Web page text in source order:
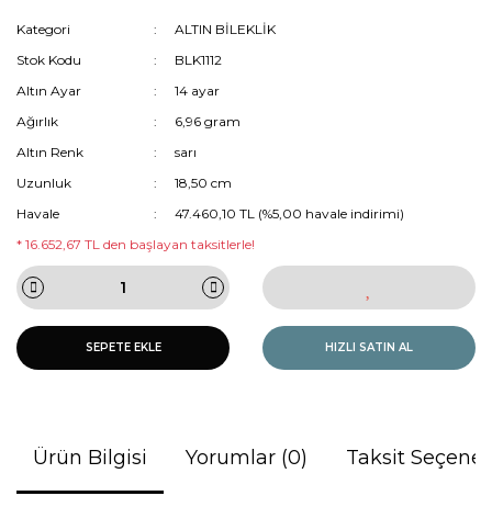
Kategori
ALTIN BİLEKLİK
Stok Kodu
BLK1112
Altın Ayar
14 ayar
Ağırlık
6,96 gram
Altın Renk
sarı
Uzunluk
18,50 cm
Havale
47.460,10 TL (%5,00 havale indirimi)
* 16.652,67 TL den başlayan taksitlerle!
SEPETE EKLE HIZLI SATIN AL
Ürün Bilgisi Yorumlar (0) Taksit